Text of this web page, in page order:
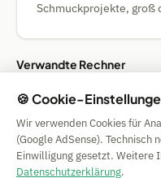
Schmuckprojekte, groß
Verwandte Rechner
⊡ Stoffrechner ≈
🍪 Cookie-
Wir verwenden Cookies für
(Google AdSense). Technisch
Einwilligung gesetzt. Weitere
Datenschutzerklärung.